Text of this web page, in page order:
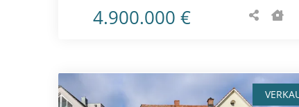
4.900.000 €